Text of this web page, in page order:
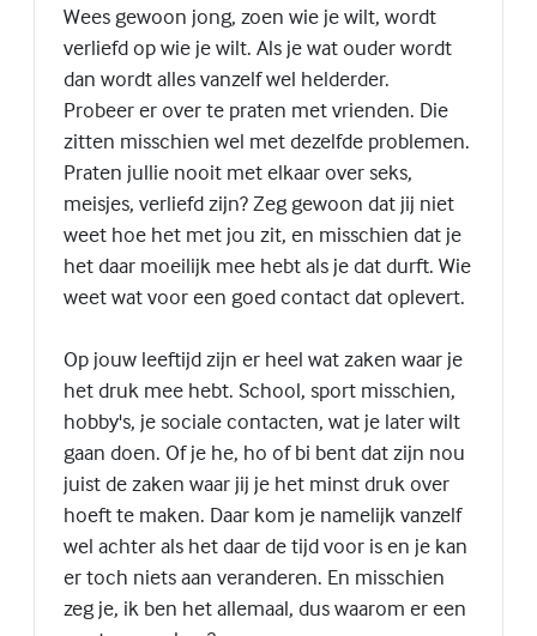
Wees gewoon jong, zoen wie je wilt, wordt
verliefd op wie je wilt. Als je wat ouder wordt
dan wordt alles vanzelf wel helderder.
Probeer er over te praten met vrienden. Die
zitten misschien wel met dezelfde problemen.
Praten jullie nooit met elkaar over seks,
meisjes, verliefd zijn? Zeg gewoon dat jij niet
weet hoe het met jou zit, en misschien dat je
het daar moeilijk mee hebt als je dat durft. Wie
weet wat voor een goed contact dat oplevert.
Op jouw leeftijd zijn er heel wat zaken waar je
het druk mee hebt. School, sport misschien,
hobby's, je sociale contacten, wat je later wilt
gaan doen. Of je he, ho of bi bent dat zijn nou
juist de zaken waar jij je het minst druk over
hoeft te maken. Daar kom je namelijk vanzelf
wel achter als het daar de tijd voor is en je kan
er toch niets aan veranderen. En misschien
zeg je, ik ben het allemaal, dus waarom er een